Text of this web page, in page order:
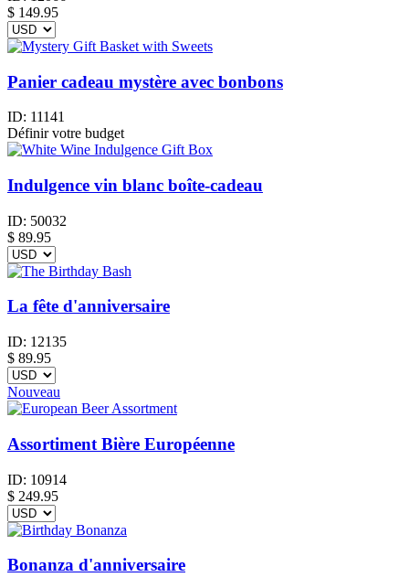
$ 149.95
Panier cadeau mystère avec bonbons
ID: 11141
Définir votre budget
Indulgence vin blanc boîte-cadeau
ID: 50032
$ 89.95
La fête d'anniversaire
ID: 12135
$ 89.95
Nouveau
Assortiment Bière Européenne
ID: 10914
$ 249.95
Bonanza d'anniversaire